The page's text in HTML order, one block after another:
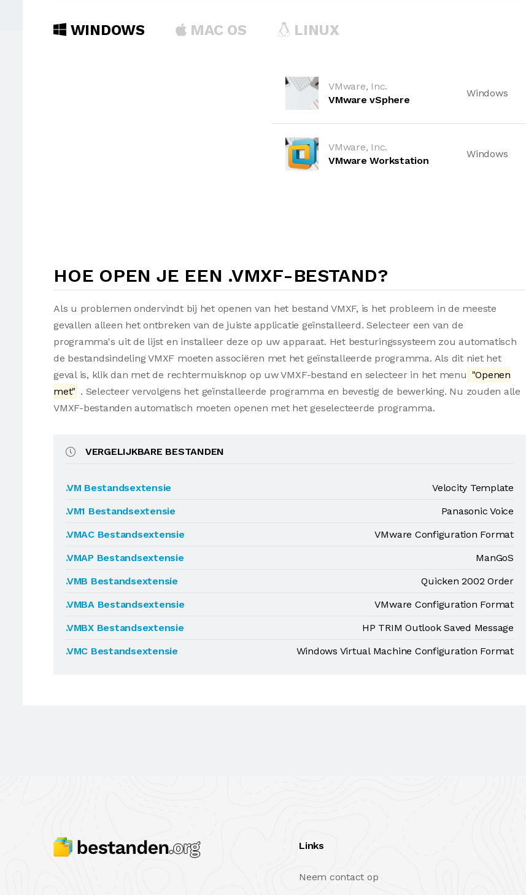
WINDOWS MAC OS LINUX
VMware, Inc.
VMware vSphere
Windows
VMware, Inc.
VMware Workstation
Windows
HOE OPEN JE EEN .VMXF-BESTAND?
Als u problemen ondervindt bij het openen van het bestand VMXF, is het probleem in de meeste
gevallen alleen het ontbreken van de juiste applicatie geïnstalleerd. Selecteer een van de
programma's uit de lijst en installeer deze op uw apparaat. Het besturingssysteem zou automatisch
de bestandsindeling VMXF moeten associëren met het geïnstalleerde programma. Als dit niet het
geval is, klik dan met de rechtermuisknop op uw VMXF-bestand en selecteer in het menu "Openen
met" . Selecteer vervolgens het geïnstalleerde programma en bevestig de bewerking. Nu zouden alle
VMXF-bestanden automatisch moeten openen met het geselecteerde programma.
VERGELIJKBARE BESTANDEN
.VM Bestandsextensie
Velocity Template
.VM1 Bestandsextensie
Panasonic Voice
.VMAC Bestandsextensie
VMware Configuration Format
.VMAP Bestandsextensie
ManGoS
.VMB Bestandsextensie
Quicken 2002 Order
.VMBA Bestandsextensie
VMware Configuration Format
.VMBX Bestandsextensie
HP TRIM Outlook Saved Message
.VMC Bestandsextensie
Windows Virtual Machine Configuration Format
Links
Neem contact op